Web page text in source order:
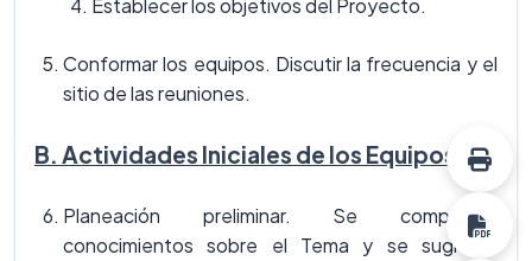
Establecer los objetivos del Proyecto.
Conformar los equipos. Discutir la frecuencia y el
sitio de las reuniones.
B. Actividades Iniciales de los Equipos.
Planeación preliminar. Se comparten
conocimientos sobre el Tema y se sugieren